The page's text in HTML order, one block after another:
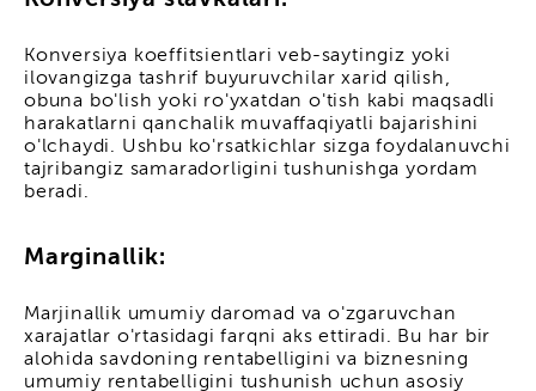
Konversiya koeffitsientlari veb-saytingiz yoki
ilovangizga tashrif buyuruvchilar xarid qilish,
obuna bo'lish yoki ro'yxatdan o'tish kabi maqsadli
harakatlarni qanchalik muvaffaqiyatli bajarishini
o'lchaydi. Ushbu ko'rsatkichlar sizga foydalanuvchi
tajribangiz samaradorligini tushunishga yordam
beradi.
Marginallik:
Marjinallik umumiy daromad va o'zgaruvchan
xarajatlar o'rtasidagi farqni aks ettiradi. Bu har bir
alohida savdoning rentabelligini va biznesning
umumiy rentabelligini tushunish uchun asosiy